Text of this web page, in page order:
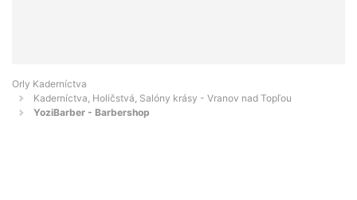
Orly Kaderníctva
Kaderníctva, Holičstvá, Salóny krásy - Vranov nad Topľou
YoziBarber - Barbershop